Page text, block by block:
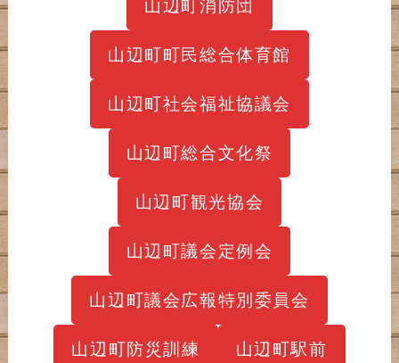
山辺町消防団
山辺町町民総合体育館
山辺町社会福祉協議会
山辺町総合文化祭
山辺町観光協会
山辺町議会定例会
山辺町議会広報特別委員会
山辺町防災訓練 山辺町駅前